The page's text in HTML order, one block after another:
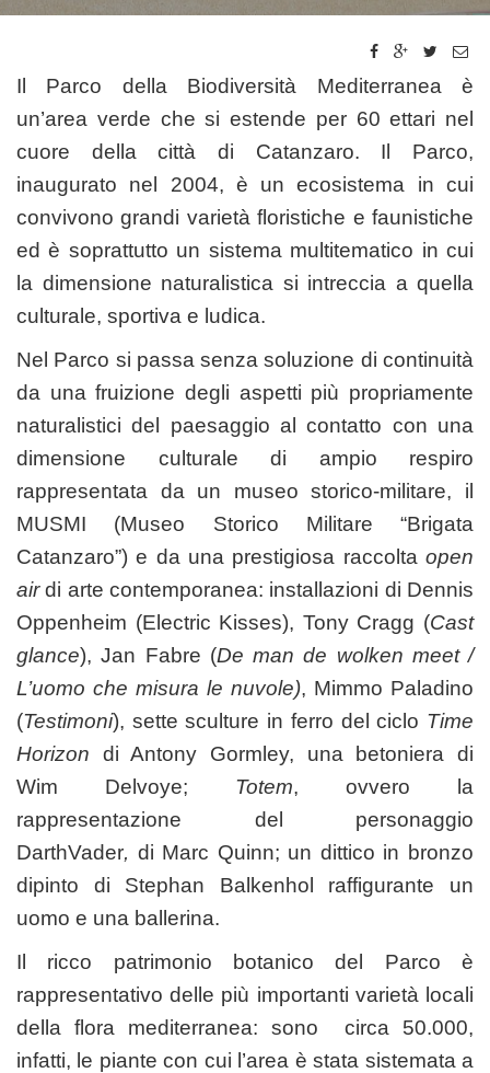
Il Parco della Biodiversità Mediterranea è
un’area verde che si estende per 60 ettari nel
cuore della città di Catanzaro. Il Parco,
inaugurato nel 2004, è un ecosistema in cui
convivono grandi varietà floristiche e faunistiche
ed è soprattutto un sistema multitematico in cui
la dimensione naturalistica si intreccia a quella
culturale, sportiva e ludica.
Nel Parco si passa senza soluzione di continuità
da una fruizione degli aspetti più propriamente
naturalistici del paesaggio al contatto con una
dimensione culturale di ampio respiro
rappresentata da un museo storico-militare, il
MUSMI (Museo Storico Militare “Brigata
Catanzaro”) e da una prestigiosa raccolta open
air di arte contemporanea: installazioni di Dennis
Oppenheim (Electric Kisses), Tony Cragg (Cast
glance), Jan Fabre (De man de wolken meet /
L’uomo che misura le nuvole), Mimmo Paladino
(Testimoni), sette sculture in ferro del ciclo Time
Horizon di Antony Gormley, una betoniera di
Wim Delvoye;
Totem, ovvero la
rappresentazione del personaggio
DarthVader, di Marc Quinn; un dittico in bronzo
dipinto di Stephan Balkenhol raffigurante un
uomo e una ballerina.
Il ricco patrimonio botanico del Parco è
rappresentativo delle più importanti varietà locali
della flora mediterranea: sono circa 50.000,
infatti, le piante con cui l’area è stata sistemata a